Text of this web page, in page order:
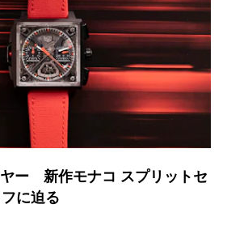
ー 新作モナコ スプリットセ
に迫る